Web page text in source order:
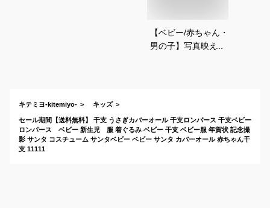
【ベビー/赤ちゃん・
男の子】写真映えす
キテミヨ-kitemiyo- キッズ
セール期間【送料無料】 干支 うさぎカバーオール 干支ロンパース 干支ベビー
ロンパース ベビー 新生児 服 着ぐるみ ベビー 干支 ベビー服 年賀状 記念撮
影 サンタ コスチューム サンタベビー ベビー サンタ カバーオール 赤ちゃん干
支 11111